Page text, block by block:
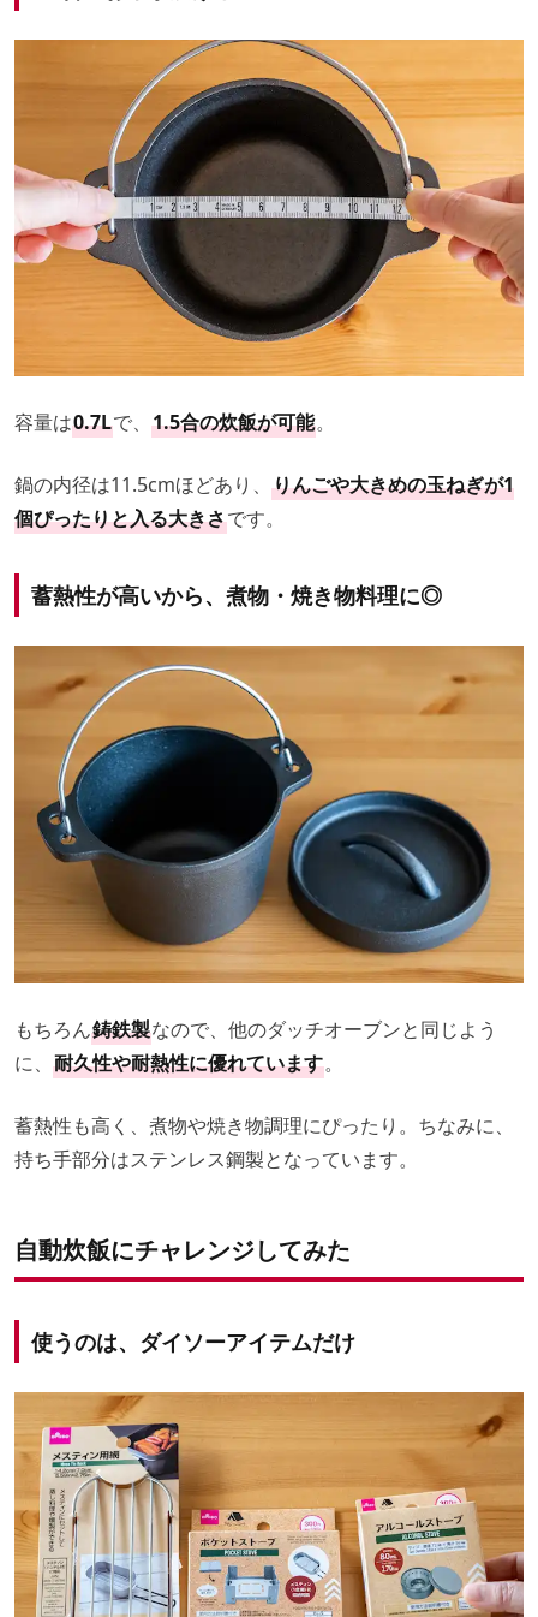
容量は0.7Lで、 1.5合の炊飯が可能。
鍋の内径は11.5cmほどあり、 りんごや大きめの玉ねぎが1
個ぴったりと入る大きさです。
蓄熱性が高いから、煮物・焼き物料理に◎
もちろん鋳鉄製なので、他のダッチオーブンと同じよう
に、 耐久性や耐熱性に優れています。
蓄熱性も高く、煮物や焼き物調理にぴったり。 ちなみに、
持ち手部分はステンレス鋼製となっています。
自動炊飯にチャレンジしてみた
使うのは、ダイソーアイテムだけ